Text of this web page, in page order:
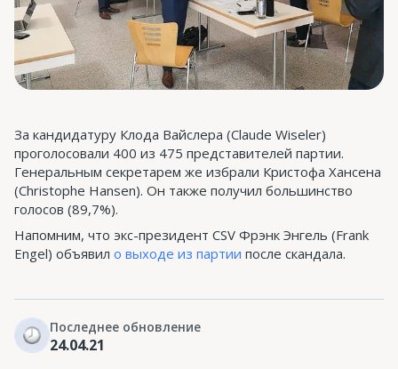
За кандидатуру Клода Вайслера (Claude Wiseler)
проголосовали 400 из 475 представителей партии.
Генеральным секретарем же избрали Кристофа Хансена
(Christophe Hansen). Он также получил большинство
голосов (89,7%).
Напомним, что экс-президент CSV Фрэнк Энгель (Frank
Engel) объявил о выходе из партии после скандала.
Последнее обновление
24.04.21